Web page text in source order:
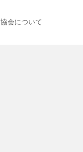
協会について